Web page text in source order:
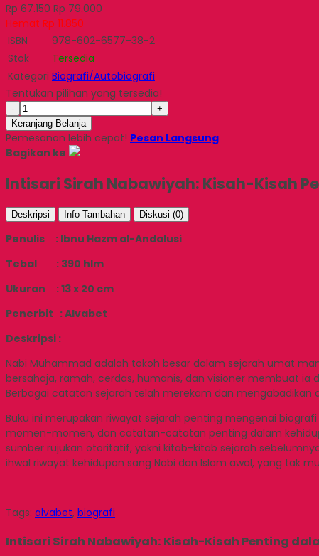
Rp 67.150 Rp 79.000
Hemat Rp 11.850
ISBN
978-602-6577-38-2
Stok
Tersedia
Kategori Biografi/Autobiografi
Tentukan pilihan yang tersedia!
-
+
Keranjang Belanja
Pemesanan lebih cepat! Pesan Langsung
Bagikan ke
Intisari Sirah Nabawiyah: Kisah-Kisah
Deskripsi Info Tambahan Diskusi (0)
Penulis : Ibnu Hazm al-Andalusi
Tebal : 390 hlm
Ukuran : 13 x 20 cm
Penerbit : Alvabet
Deskripsi :
Nabi Muhammad adalah tokoh besar dalam sejarah umat
bersahaja, ramah, cerdas, humanis, dan visioner membuat ia
Berbagai catatan sejarah telah merekam dan mengabadikan
Buku ini merupakan riwayat sejarah penting mengenai
momen-momen, dan catatan-catatan penting dalam
sumber rujukan otoritatif, yakni kitab-kitab sejarah
ihwal riwayat kehidupan sang Nabi dan Islam awal, yang tak
Tags: alvabet, biografi
Intisari Sirah Nabawiyah: Kisah-Kisah Penting